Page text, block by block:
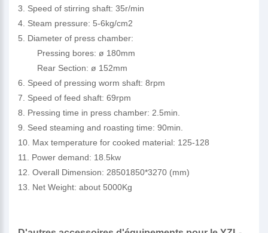
3. Speed of stirring shaft: 35r/min
4. Steam pressure: 5-6kg/cm2
5. Diameter of press chamber:
Pressing bores: ø 180mm
Rear Section: ø 152mm
6. Speed of pressing worm shaft: 8rpm
7. Speed of feed shaft: 69rpm
8. Pressing time in press chamber: 2.5min.
9. Seed steaming and roasting time: 90min.
10. Max temperature for cooked material: 125-128
11. Power demand: 18.5kw
12. Overall Dimension: 28501850*3270 (mm)
13. Net Weight: about 5000Kg